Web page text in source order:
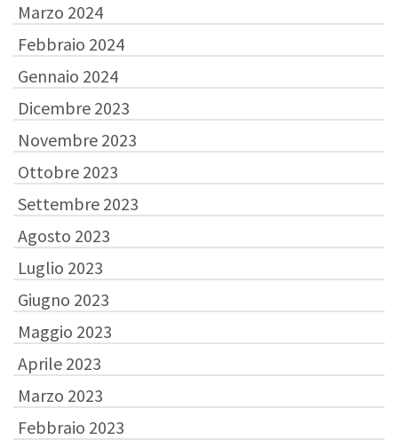
Marzo 2024
Febbraio 2024
Gennaio 2024
Dicembre 2023
Novembre 2023
Ottobre 2023
Settembre 2023
Agosto 2023
Luglio 2023
Giugno 2023
Maggio 2023
Aprile 2023
Marzo 2023
Febbraio 2023